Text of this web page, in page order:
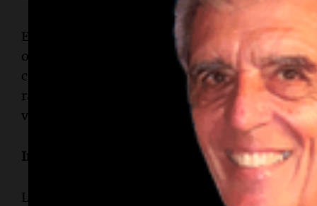
El estudio destacó que los ríos tropicales
oxígeno más bajas, lo que los hace
continua de estos niveles. Esto, combinado con
rápidas, aumenta la probabilidad de eventos de
vuelve escaso para muchas formas de vida
Influencia de los patrones de flujo y represas
Los investigadores también examinaron cómo